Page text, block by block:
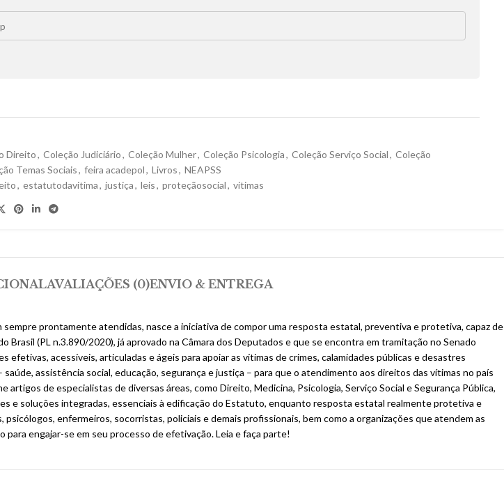
Direito, Coleção Judiciário, Coleção Mulher, Coleção Psicologia, Coleção Serviço Social, Coleção
Temas Sociais, feira acadepol, Livros, NEAPSS
, estatutodavitima, justiça, leis, proteçãosocial, vitimas
AVALIAÇÕES (0)ENVIO & ENTREGA
prontamente atendidas, nasce a iniciativa de compor uma resposta estatal, preventiva e protetiva, capaz de
(PL n.3.890/2020), já aprovado na Câmara dos Deputados e que se encontra em tramitação no Senado
acessíveis, articuladas e ágeis para apoiar as vítimas de crimes, calamidades públicas e desastres
assistência social, educação, segurança e justiça – para que o atendimento aos direitos das vítimas no país
de especialistas de diversas áreas, como Direito, Medicina, Psicologia, Serviço Social e Segurança Pública,
soluções integradas, essenciais à edificação do Estatuto, enquanto resposta estatal realmente protetiva e
enfermeiros, socorristas, policiais e demais profissionais, bem como a organizações que atendem as
engajar-se em seu processo de efetivação. Leia e faça parte!